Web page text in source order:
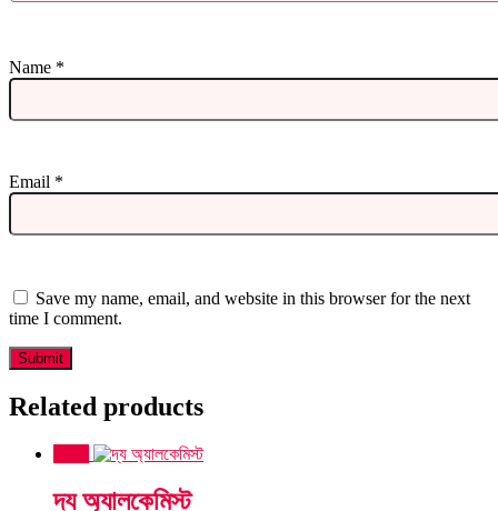
Name *
Email *
Save my name, email, and website in this browser for the next
time I comment.
Related products
দ্য অ্যালকেমিস্ট